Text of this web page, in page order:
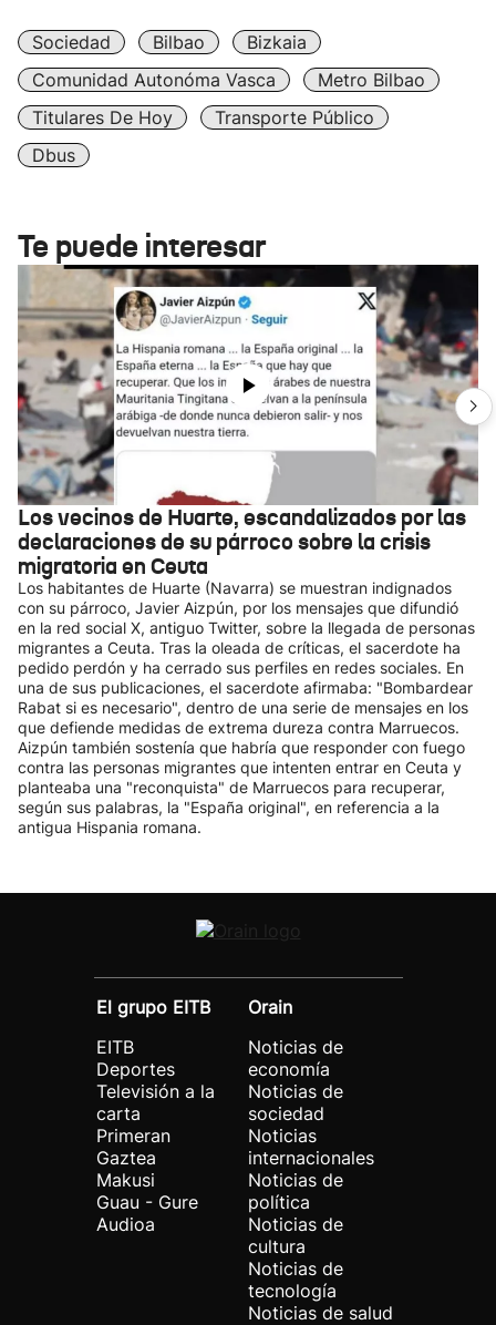
Sociedad Bilbao
Bizkaia
Comunidad Autonóma Vasca
Metro Bilbao
Titulares De Hoy
Transporte Público
Dbus
Te puede interesar
Los vecinos de Huarte, escandalizados por las
declaraciones de su párroco sobre la crisis
migratoria en Ceuta
Los habitantes de Huarte (Navarra) se muestran indignados
con su párroco, Javier Aizpún, por los mensajes que difundió
en la red social X, antiguo Twitter, sobre la llegada de personas
migrantes a Ceuta. Tras la oleada de críticas, el sacerdote ha
pedido perdón y ha cerrado sus perfiles en redes sociales. En
una de sus publicaciones, el sacerdote afirmaba: "Bombardear
Rabat si es necesario", dentro de una serie de mensajes en los
que defiende medidas de extrema dureza contra Marruecos.
Aizpún también sostenía que habría que responder con fuego
contra las personas migrantes que intenten entrar en Ceuta y
planteaba una "reconquista" de Marruecos para recuperar,
según sus palabras, la "España original", en referencia a la
antigua Hispania romana.
El grupo EITB
EITB
Deportes
Televisión a la
carta
Primeran
Gaztea
Makusi
Guau - Gure
Audioa
Orain
Noticias de
economía
Noticias de
sociedad
Noticias
internacionales
Noticias de
política
Noticias de
cultura
Noticias de
tecnología
Noticias de salud